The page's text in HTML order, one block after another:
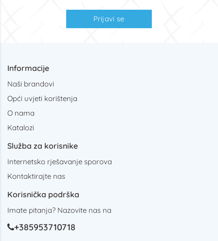
Prijavi se
Informacije
Naši brandovi
Opći uvjeti korištenja
O nama
Katalozi
Služba za korisnike
Internetsko rješavanje sporova
Kontaktirajte nas
Korisnička podrška
Imate pitanja? Nazovite nas na
+385953710718